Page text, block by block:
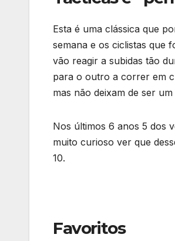
Esta é uma clássica que
semana e os ciclistas que
vão reagir a subidas tão
para o outro a correr em
mas não deixam de ser
Nos últimos 6 anos 5 dos
muito curioso ver que
10.
Favoritos